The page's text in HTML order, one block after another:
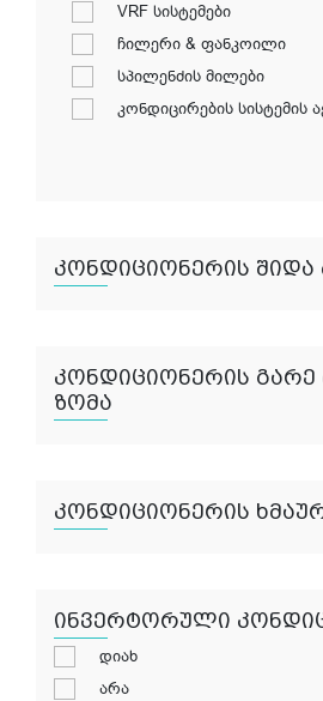
VRF სისტემები
ჩილერი & ფანკოილი
სპილენძის მილები
კონდიცირების სისტემის
კონდიციონერის
კონდიციონერის
ზომა
კონდიციონერის
ინვერტორული
დიახ
არა